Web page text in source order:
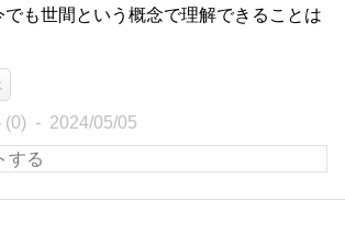
でも世間という概念で理解できることは
(0) 2024/05/05